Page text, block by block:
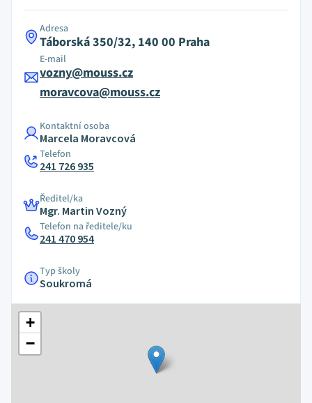
Adresa
Táborská 350/32, 140 00 Praha
E-mail
vozny@mouss.cz
moravcova@mouss.cz
Kontaktní osoba
Marcela Moravcová
Telefon
241 726 935
Ředitel/ka
Mgr. Martin Vozný
Telefon na ředitele/ku
241 470 954
Typ školy
Soukromá
+
−